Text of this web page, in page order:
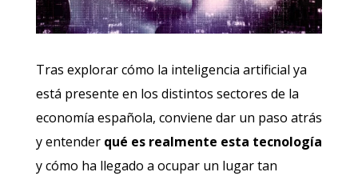
Tras explorar cómo la inteligencia artificial ya
está presente en los distintos sectores de la
economía española, conviene dar un paso atrás
y entender qué es realmente esta tecnología
y cómo ha llegado a ocupar un lugar tan